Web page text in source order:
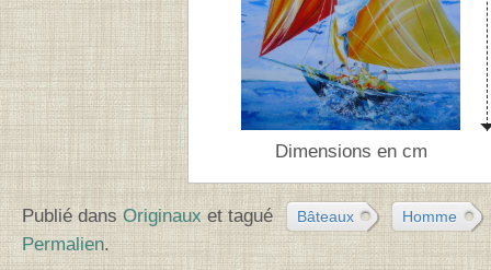
Dimensions en cm
Publié dansOriginaux et tagué Bâteaux Homme
Permalien.